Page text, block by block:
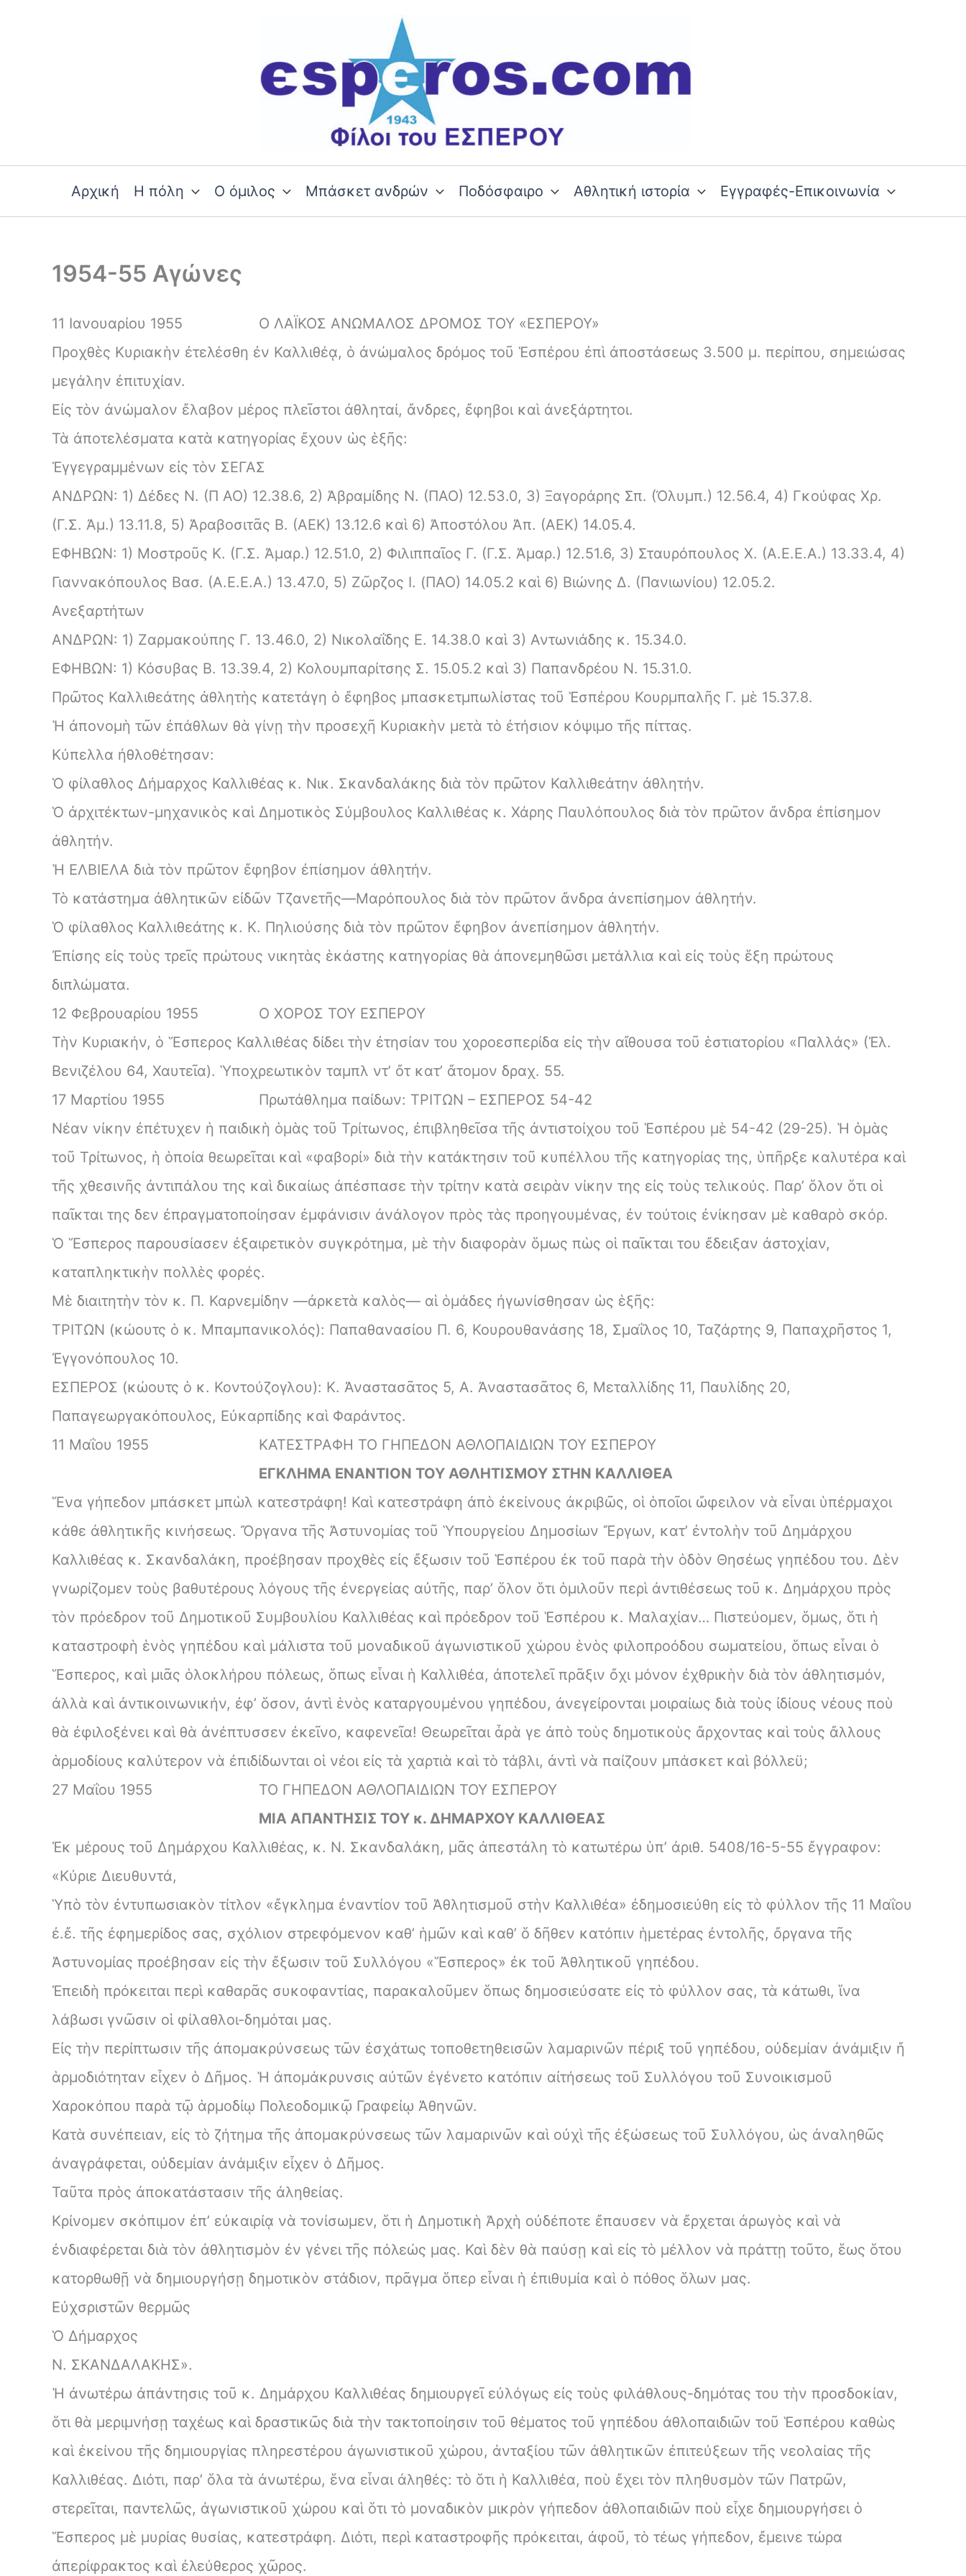
Αρχική Η πόλη Ο όμιλος Μπάσκετ ανδρών Ποδόσφαιρο Αθλητική ιστορία Εγγραφές-Επικοινωνία
1954-55 Αγώνες
11 Ιανουαρίου 1955
Ο ΛΑΪΚΟΣ ΑΝΩΜΑΛΟΣ ΔΡΟΜΟΣ ΤΟΥ «ΕΣΠΕΡΟΥ»
Προχθὲς Κυριακὴν ἐτελέσθη ἐν Καλλιθέᾳ, ὁ ἀνώμαλος δρόμος τοῦ Ἑσπέρου ἐπὶ ἀποστάσεως 3.500 μ. περίπου, σημειώσας
μεγάλην ἐπιτυχίαν.
Εἰς τὸν ἀνώμαλον ἔλαβον μέρος πλεῖστοι ἀθληταί, ἄνδρες, ἔφηβοι καὶ ἀνεξάρτητοι.
Τὰ ἀποτελέσματα κατὰ κατηγορίας ἔχουν ὡς ἑξῆς:
Ἐγγεγραμμένων εἰς τὸν ΣΕΓΑΣ
ΑΝΔΡΩΝ: 1) Δέδες Ν. (Π ΑΟ) 12.38.6, 2) Ἀβραμίδης Ν. (ΠΑΟ) 12.53.0, 3) Ξαγοράρης Σπ. (Ὀλυμπ.) 12.56.4, 4) Γκούφας Χρ.
(Γ.Σ. Ἀμ.) 13.11.8, 5) Ἀραβοσιτᾶς Β. (ΑΕΚ) 13.12.6 καὶ 6) Ἀποστόλου Ἀπ. (ΑΕΚ) 14.05.4.
ΕΦΗΒΩΝ: 1) Μοστροῦς Κ. (Γ.Σ. Ἀμαρ.) 12.51.0, 2) Φιλιππαῖος Γ. (Γ.Σ. Ἀμαρ.) 12.51.6, 3) Σταυρόπουλος Χ. (Α.Ε.Ε.Α.) 13.33.4, 4)
Γιαννακόπουλος Βασ. (Α.Ε.Ε.Α.) 13.47.0, 5) Ζῶρζος I. (ΠΑΟ) 14.05.2 καὶ 6) Βιώνης Δ. (Πανιωνίου) 12.05.2.
Ανεξαρτήτων
ΑΝΔΡΩΝ: 1) Ζαρμακούπης Γ. 13.46.0, 2) Νικολαΐδης Ε. 14.38.0 καὶ 3) Αντωνιάδης κ. 15.34.0.
ΕΦΗΒΩΝ: 1) Κόσυβας Β. 13.39.4, 2) Κολουμπαρίτσης Σ. 15.05.2 καὶ 3) Παπανδρέου Ν. 15.31.0.
Πρῶτος Καλλιθεάτης ἀθλητὴς κατετάγη ὁ ἔφηβος μπασκετμπωλίστας τοῦ Ἑσπέρου Κουρμπαλῆς Γ. μὲ 15.37.8.
Ἡ ἀπονομὴ τῶν ἐπάθλων θὰ γίνῃ τὴν προσεχῆ Κυριακὴν μετὰ τὸ ἐτήσιον κόψιμο τῆς πίττας.
Κύπελλα ἠθλοθέτησαν:
Ὁ φίλαθλος Δήμαρχος Καλλιθέας κ. Νικ. Σκανδαλάκης διὰ τὸν πρῶτον Καλλιθεάτην ἀθλητήν.
Ὁ ἀρχιτέκτων-μηχανικὸς καὶ Δημοτικὸς Σύμβουλος Καλλιθέας κ. Χάρης Παυλόπουλος διὰ τὸν πρῶτον ἄνδρα ἐπίσημον
ἀθλητήν.
Ἡ ΕΛΒΙΕΛΑ διὰ τὸν πρῶτον ἔφηβον ἐπίσημον ἀθλητήν.
Τὸ κατάστημα ἀθλητικῶν εἰδῶν Τζανετῆς—Μαρόπουλος διὰ τὸν πρῶτον ἄνδρα ἀνεπίσημον ἀθλητήν.
Ὁ φίλαθλος Καλλιθεάτης κ. Κ. Πηλιούσης διὰ τὸν πρῶτον ἔφηβον ἀνεπίσημον ἀθλητήν.
Ἐπίσης εἰς τοὺς τρεῖς πρώτους νικητὰς ἑκάστης κατηγορίας θὰ ἀπονεμηθῶσι μετάλλια καὶ εἰς τοὺς ἕξη πρώτους
διπλώματα.
12 Φεβρουαρίου 1955
Ο ΧΟΡΟΣ ΤΟΥ ΕΣΠΕΡΟΥ
Τὴν Κυριακήν, ὁ Ἕσπερος Καλλιθέας δίδει τὴν ἐτησίαν του χοροεσπερίδα εἰς τὴν αἴθουσα τοῦ ἑστιατορίου «Παλλάς» (Ἐλ.
Βενιζέλου 64, Χαυτεῖα). Ὑποχρεωτικὸν ταμπλ ντ’ ὄτ κατ’ ἄτομον δραχ. 55.
17 Μαρτίου 1955
Πρωτάθλημα παίδων: ΤΡΙΤΩΝ – ΕΣΠΕΡΟΣ 54-42
Νέαν νίκην ἐπέτυχεν ἡ παιδικὴ ὁμὰς τοῦ Τρίτωνος, ἐπιβληθεῖσα τῆς ἀντιστοίχου τοῦ Ἑσπέρου μὲ 54-42 (29-25). Ἡ ὁμὰς
τοῦ Τρίτωνος, ἡ ὁποία θεωρεῖται καὶ «φαβορί» διὰ τὴν κατάκτησιν τοῦ κυπέλλου τῆς κατηγορίας της, ὑπῆρξε καλυτέρα καὶ
τῆς χθεσινῆς ἀντιπάλου της καὶ δικαίως ἀπέσπασε τὴν τρίτην κατὰ σειρὰν νίκην της εἰς τοὺς τελικούς. Παρ’ ὅλον ὅτι οἱ
παῖκται της δεν ἐπραγματοποίησαν ἐμφάνισιν ἀνάλογον πρὸς τὰς προηγουμένας, ἐν τούτοις ἐνίκησαν μὲ καθαρὸ σκόρ.
Ὁ Ἕσπερος παρουσίασεν ἐξαιρετικὸν συγκρότημα, μὲ τὴν διαφορὰν ὅμως πὼς οἱ παῖκται του ἔδειξαν ἀστοχίαν,
καταπληκτικὴν πολλὲς φορές.
Μὲ διαιτητὴν τὸν κ. Π. Καρνεμίδην —ἀρκετὰ καλὸς— αἱ ὁμάδες ἠγωνίσθησαν ὡς ἑξῆς:
ΤΡΙΤΩΝ (κώουτς ὁ κ. Μπαμπανικολός): Παπαθανασίου Π. 6, Κουρουθανάσης 18, Σμαΐλος 10, Ταζάρτης 9, Παπαχρῆστος 1,
Ἐγγονόπουλος 10.
ΕΣΠΕΡΟΣ (κώουτς ὁ κ. Κοντούζογλου): Κ. Ἀναστασᾶτος 5, Α. Ἀναστασᾶτος 6, Μεταλλίδης 11, Παυλίδης 20,
Παπαγεωργακόπουλος, Εὐκαρπίδης καὶ Φαράντος.
11 Mαΐου 1955
ΚΑΤΕΣΤΡΑΦΗ ΤΟ ΓΗΠΕΔΟΝ ΑΘΛΟΠΑΙΔΙΩΝ ΤΟΥ ΕΣΠΕΡΟΥ
ΕΓΚΛΗΜΑ ΕΝΑΝΤΙΟΝ ΤΟΥ ΑΘΛΗΤΙΣΜΟΥ ΣΤΗΝ ΚΑΛΛΙΘΕΑ
Ἕνα γήπεδον μπάσκετ μπὼλ κατεστράφη! Καὶ κατεστράφη ἀπὸ ἐκείνους ἀκριβῶς, οἱ ὁποῖοι ὤφειλον νὰ εἶναι ὑπέρμαχοι
κάθε ἀθλητικῆς κινήσεως. Ὄργανα τῆς Ἀστυνομίας τοῦ Ὑπουργείου Δημοσίων Ἔργων, κατ’ ἐντολὴν τοῦ Δημάρχου
Καλλιθέας κ. Σκανδαλάκη, προέβησαν προχθὲς εἰς ἔξωσιν τοῦ Ἑσπέρου ἐκ τοῦ παρὰ τὴν ὁδὸν Θησέως γηπέδου του. Δὲν
γνωρίζομεν τοὺς βαθυτέρους λόγους τῆς ἐνεργείας αὐτῆς, παρ’ ὅλον ὅτι ὁμιλοῦν περὶ ἀντιθέσεως τοῦ κ. Δημάρχου πρὸς
τὸν πρόεδρον τοῦ Δημοτικοῦ Συμβουλίου Καλλιθέας καὶ πρόεδρον τοῦ Ἑσπέρου κ. Μαλαχίαν… Πιστεύομεν, ὅμως, ὅτι ἡ
καταστροφὴ ἑνὸς γηπέδου καὶ μάλιστα τοῦ μοναδικοῦ ἀγωνιστικοῦ χώρου ἑνὸς φιλοπροόδου σωματείου, ὅπως εἶναι ὁ
Ἕσπερος, καὶ μιᾶς ὁλοκλήρου πόλεως, ὅπως εἶναι ἡ Καλλιθέα, ἀποτελεῖ πρᾶξιν ὄχι μόνον ἐχθρικὴν διὰ τὸν ἀθλητισμόν,
ἀλλὰ καὶ ἀντικοινωνικήν, ἐφ’ ὅσον, ἀντὶ ἑνὸς καταργουμένου γηπέδου, ἀνεγείρονται μοιραίως διὰ τοὺς ἰδίους νέους ποὺ
θὰ ἐφιλοξένει καὶ θὰ ἀνέπτυσσεν ἐκεῖνο, καφενεῖα! Θεωρεῖται ἆρὰ γε ἀπὸ τοὺς δημοτικοὺς ἄρχοντας καὶ τοὺς ἄλλους
ἁρμοδίους καλύτερον νὰ ἐπιδίδωνται οἱ νέοι εἰς τὰ χαρτιὰ καὶ τὸ τάβλι, ἀντὶ νὰ παίζουν μπάσκετ καὶ βόλλεϋ;
27 Mαΐου 1955
ΤΟ ΓΗΠΕΔΟΝ ΑΘΛΟΠΑΙΔΙΩΝ ΤΟΥ ΕΣΠΕΡΟΥ
ΜΙΑ ΑΠΑΝΤΗΣΙΣ ΤΟΥ κ. ΔΗΜΑΡΧΟΥ ΚΑΛΛΙΘΕΑΣ
Ἐκ μέρους τοῦ Δημάρχου Καλλιθέας, κ. Ν. Σκανδαλάκη, μᾶς ἀπεστάλη τὸ κατωτέρω ὑπ’ ἀριθ. 5408/16-5-55 ἔγγραφον:
«Κύριε Διευθυντά,
Ὑπὸ τὸν ἐντυπωσιακὸν τίτλον «ἔγκλημα ἐναντίον τοῦ Ἀθλητισμοῦ στὴν Καλλιθέα» ἐδημοσιεύθη εἰς τὸ φύλλον τῆς 11 Μαΐου
ἐ.ἔ. τῆς ἐφημερίδος σας, σχόλιον στρεφόμενον καθ’ ἡμῶν καὶ καθ’ ὅ δῆθεν κατόπιν ἡμετέρας ἐντολῆς, ὄργανα τῆς
Ἀστυνομίας προέβησαν εἰς τὴν ἔξωσιν τοῦ Συλλόγου «Ἕσπερος» ἐκ τοῦ Ἀθλητικοῦ γηπέδου.
Ἐπειδὴ πρόκειται περὶ καθαρᾶς συκοφαντίας, παρακαλοῦμεν ὅπως δημοσιεύσατε εἰς τὸ φύλλον σας, τὰ κάτωθι, ἵνα
λάβωσι γνῶσιν οἱ φίλαθλοι-δημόται μας.
Εἰς τὴν περίπτωσιν τῆς ἀπομακρύνσεως τῶν ἐσχάτως τοποθετηθεισῶν λαμαρινῶν πέριξ τοῦ γηπέδου, οὐδεμίαν ἀνάμιξιν ἤ
ἁρμοδιότηταν εἶχεν ὁ Δῆμος. Ἡ ἀπομάκρυνσις αὐτῶν ἐγένετο κατόπιν αἰτήσεως τοῦ Συλλόγου τοῦ Συνοικισμοῦ
Χαροκόπου παρὰ τῷ ἁρμοδίῳ Πολεοδομικῷ Γραφείῳ Ἀθηνῶν.
Κατὰ συνέπειαν, εἰς τὸ ζήτημα τῆς ἀπομακρύνσεως τῶν λαμαρινῶν καὶ οὐχὶ τῆς ἐξώσεως τοῦ Συλλόγου, ὡς ἀναληθῶς
ἀναγράφεται, οὐδεμίαν ἀνάμιξιν εἶχεν ὁ Δῆμος.
Ταῦτα πρὸς ἀποκατάστασιν τῆς ἀληθείας.
Κρίνομεν σκόπιμον ἐπ’ εὐκαιρίᾳ νὰ τονίσωμεν, ὅτι ἡ Δημοτικὴ Ἀρχὴ οὐδέποτε ἔπαυσεν νὰ ἔρχεται ἀρωγὸς καὶ νὰ
ἐνδιαφέρεται διὰ τὸν ἀθλητισμὸν ἐν γένει τῆς πόλεώς μας. Καὶ δὲν θὰ παύσῃ καὶ εἰς τὸ μέλλον νὰ πράττῃ τοῦτο, ἕως ὅτου
κατορθωθῇ νὰ δημιουργήσῃ δημοτικὸν στάδιον, πρᾶγμα ὅπερ εἶναι ἡ ἐπιθυμία καὶ ὁ πόθος ὅλων μας.
Εὐχσριστῶν θερμῶς
Ὁ Δήμαρχος
Ν. ΣΚΑΝΔΑΛΑΚΗΣ».
Ἡ ἀνωτέρω ἀπάντησις τοῦ κ. Δημάρχου Καλλιθέας δημιουργεῖ εὐλόγως εἰς τοὺς φιλάθλους-δημότας του τὴν προσδοκίαν,
ὅτι θὰ μεριμνήσῃ ταχέως καὶ δραστικῶς διὰ τὴν τακτοποίησιν τοῦ θέματος τοῦ γηπέδου ἀθλοπαιδιῶν τοῦ Ἑσπέρου καθὼς
καὶ ἐκείνου τῆς δημιουργίας πληρεστέρου ἀγωνιστικοῦ χώρου, ἀνταξίου τῶν ἀθλητικῶν ἐπιτεύξεων τῆς νεολαίας τῆς
Καλλιθέας. Διότι, παρ’ ὅλα τὰ ἀνωτέρω, ἕνα εἶναι ἀληθές: τὸ ὅτι ἡ Καλλιθέα, ποὺ ἔχει τὸν πληθυσμὸν τῶν Πατρῶν,
στερεῖται, παντελῶς, ἀγωνιστικοῦ χώρου καὶ ὅτι τὸ μοναδικὸν μικρὸν γήπεδον ἀθλοπαιδιῶν ποὺ εἶχε δημιουργήσει ὁ
Ἕσπερος μὲ μυρίας θυσίας, κατεστράφη. Διότι, περὶ καταστροφῆς πρόκειται, ἀφοῦ, τὸ τέως γήπεδον, ἔμεινε τώρα
ἀπερίφρακτος καὶ ἐλεύθερος χῶρος.